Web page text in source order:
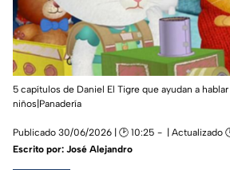
5 capítulos de Daniel El Tigre que ayudan a
niños|Panadería
Publicado 30/06/2026 | 🕑 10:25 | Actualizado
Escrito por: José Alejandro